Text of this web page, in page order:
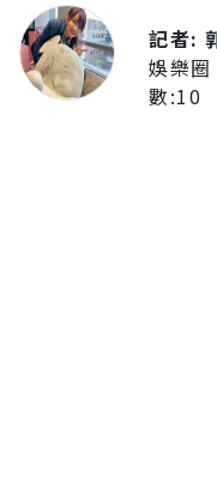
記者:
娛樂圈
數:10